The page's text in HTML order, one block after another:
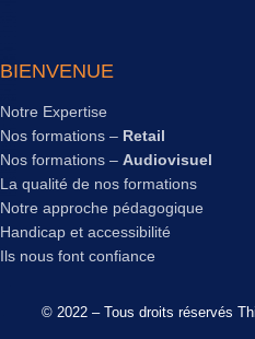
BIENVENUE
Notre Expertise
Nos formations – Retail
Nos formations – Audiovisuel
La qualité de nos formations
Notre approche pédagogique
Handicap et accessibilité
Ils nous font confiance
© 2022 – Tous droits réservés